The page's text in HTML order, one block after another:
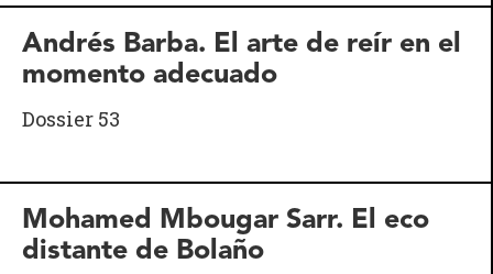
Andrés Barba. El arte de reír en el
momento adecuado
Dossier 53
Mohamed Mbougar Sarr. El eco
distante de Bolaño